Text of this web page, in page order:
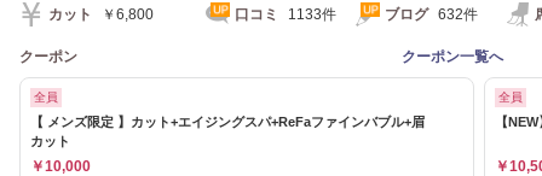
カット ￥6,800 口コミ 1133件 ブログ 632件
クーポン クーポン一覧へ
全員
【 メンズ限定 】カット+エイジングスパ+ReFaファインバブル+眉
カット
￥10,000
全員
【
￥